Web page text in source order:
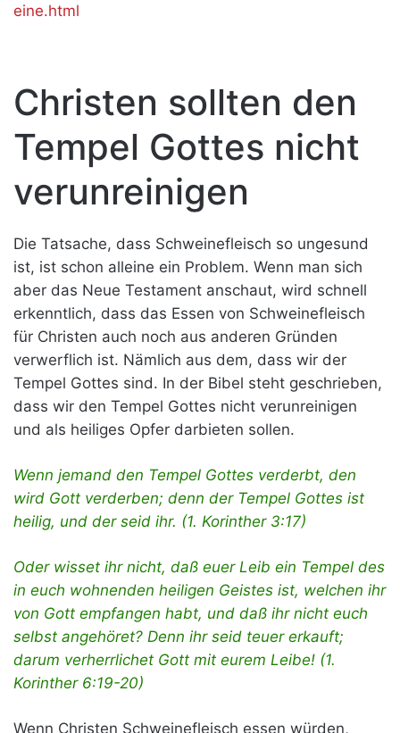
eine.html
Christen sollten den
Tempel Gottes nicht
verunreinigen
Die Tatsache, dass Schweinefleisch so ungesund
ist, ist schon alleine ein Problem. Wenn man sich
aber das Neue Testament anschaut, wird schnell
erkenntlich, dass das Essen von Schweinefleisch
für Christen auch noch aus anderen Gründen
verwerflich ist. Nämlich aus dem, dass wir der
Tempel Gottes sind. In der Bibel steht geschrieben,
dass wir den Tempel Gottes nicht verunreinigen
und als heiliges Opfer darbieten sollen.
Wenn jemand den Tempel Gottes verderbt, den
wird Gott verderben; denn der Tempel Gottes ist
heilig, und der seid ihr. (1. Korinther 3:17)
Oder wisset ihr nicht, daß euer Leib ein Tempel des
in euch wohnenden heiligen Geistes ist, welchen ihr
von Gott empfangen habt, und daß ihr nicht euch
selbst angehöret? Denn ihr seid teuer erkauft;
darum verherrlichet Gott mit eurem Leibe! (1.
Korinther 6:19-20)
Wenn Christen Schweinefleisch essen würden,